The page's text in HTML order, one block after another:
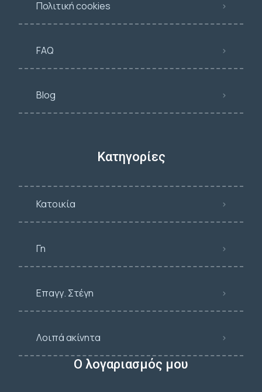
Πολιτική cookies
FAQ
Blog
Κατηγορίες
Κατοικία
Γη
Επαγγ. Στέγη
Λοιπά ακίνητα
Ο λογαριασμός μου